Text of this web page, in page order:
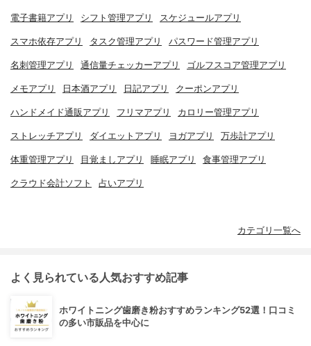
電子書籍アプリ シフト管理アプリ スケジュールアプリ
スマホ依存アプリ タスク管理アプリ パスワード管理アプリ
名刺管理アプリ 通信量チェッカーアプリ ゴルフスコア管理アプリ
メモアプリ 日本酒アプリ 日記アプリ クーポンアプリ
ハンドメイド通販アプリ フリマアプリ カロリー管理アプリ
ストレッチアプリ ダイエットアプリ ヨガアプリ 万歩計アプリ
体重管理アプリ 目覚ましアプリ 睡眠アプリ 食事管理アプリ
クラウド会計ソフト 占いアプリ
カテゴリ一覧へ
よく見られている人気おすすめ記事
ホワイトニング歯磨き粉おすすめランキング52選！口コミ
の多い市販品を中心に